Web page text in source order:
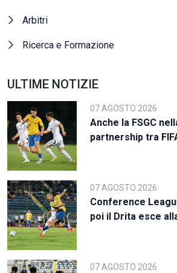
Arbitri
Ricerca e Formazione
ULTIME NOTIZIE
07 AGOSTO 2026
Anche la FSGC
partnership tra
07 AGOSTO 2026
Conference
poi il Drita esce
07 AGOSTO 2026